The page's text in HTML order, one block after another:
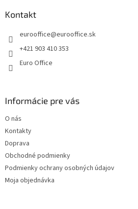
Kontakt
eurooffice@eurooffice.sk
+421 903 410 353
Euro Office
Informácie pre vás
O nás
Kontakty
Doprava
Obchodné podmienky
Podmienky ochrany osobných údajov
Moja objednávka